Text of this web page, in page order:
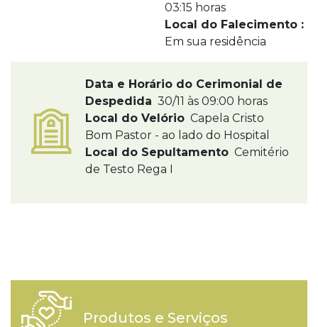
03:15 horas
Local do Falecimento :
Em sua residência
Data e Horário do Cerimonial de
Despedida 30/11 às 09:00 horas
Local do Velório Capela Cristo
Bom Pastor - ao lado do Hospital
Local do Sepultamento Cemitério
de Testo Rega I
Produtos e Serviços